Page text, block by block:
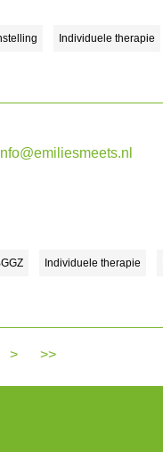
Individuele therapie
Individuele therapie
> >>